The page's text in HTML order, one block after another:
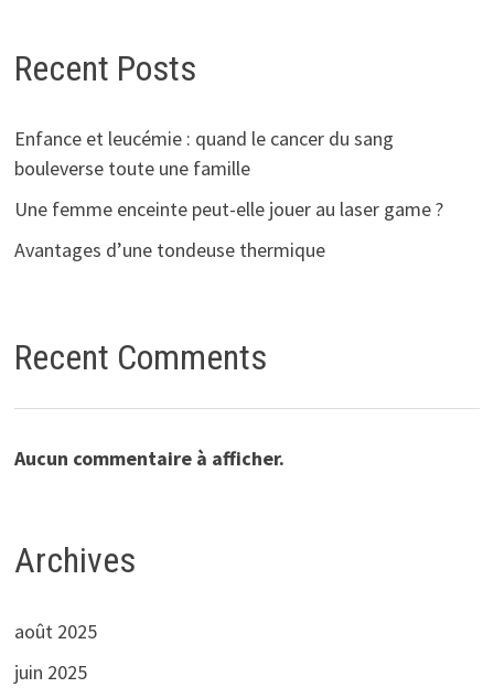
Recent Posts
Enfance et leucémie : quand le cancer du sang
bouleverse toute une famille
Une femme enceinte peut-elle jouer au laser game ?
Avantages d’une tondeuse thermique
Recent Comments
Aucun commentaire à afficher.
Archives
août 2025
juin 2025